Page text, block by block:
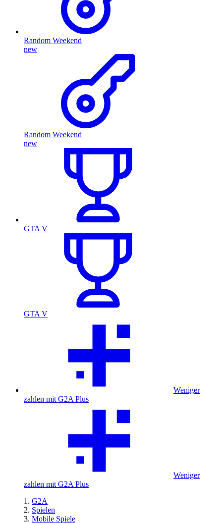
Random Weekend
new
Random Weekend
new
GTA V
GTA V
Weniger
zahlen mit G2A Plus
Weniger
zahlen mit G2A Plus
G2A
Spielen
Mobile Spiele